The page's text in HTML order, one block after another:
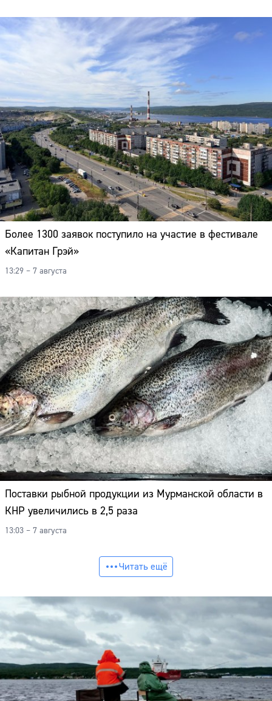
Более 1300 заявок поступило на участие в фестивале
«Капитан Грэй»
13:29 – 7 августа
Поставки рыбной продукции из Мурманской области в
КНР увеличились в 2,5 раза
13:03 – 7 августа
Читать ещё